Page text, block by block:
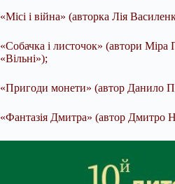
«Місі і війна» (авторка Лія
«Собачка і листочок» (автори
«Вільні»);
«Пригоди монети» (автор Данило
«Фантазія Дмитра» (автор Дмитро